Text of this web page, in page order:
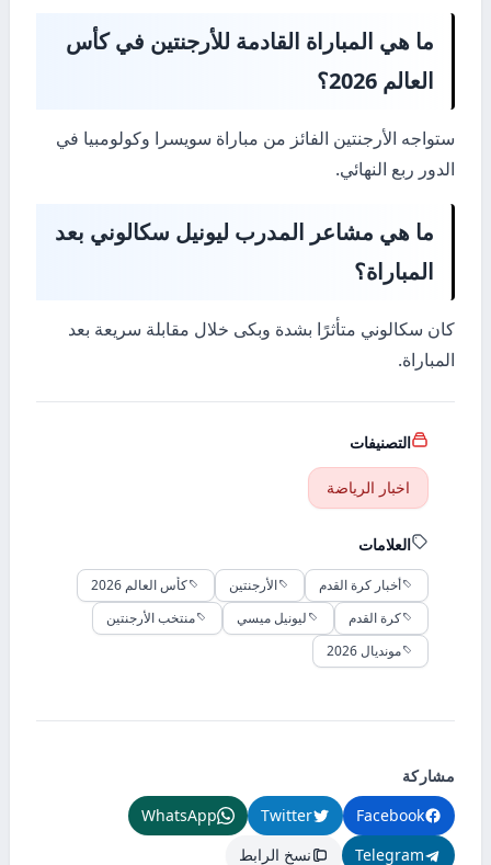
ما هي المباراة القادمة للأرجنتين في كأس
العالم 2026؟
ستواجه الأرجنتين الفائز من مباراة سويسرا وكولومبيا في
الدور ربع النهائي.
ما هي مشاعر المدرب ليونيل سكالوني بعد
المباراة؟
كان سكالوني متأثرًا بشدة وبكى خلال مقابلة سريعة بعد
المباراة.
التصنيفات
اخبار الرياضة
العلامات
أخبار كرة القدم الأرجنتين
كأس العالم 2026
كرة القدم
ليونيل ميسي
منتخب الأرجنتين
مونديال 2026
مشاركة
Facebook
Twitter
WhatsApp
Telegram
نسخ الرابط